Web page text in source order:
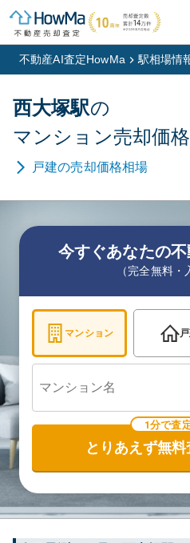
不動産AI査定HowMa 駅相場情
西大塚駅の
マンション売却価
戸建の売却価格相場
今すぐあなたの
（完全無料・
マンション
1分で査
とりあえず無